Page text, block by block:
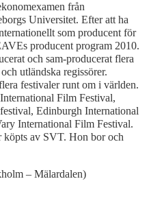
från
Universitet. Efter att ha
som producent för
producent program 2010.
och sam-producerat flera
utländska regissörer.
festivaler runt om i världen.
Film Festival,
Edinburgh International
International Film Festival.
köpts av SVT. Hon bor och
– Mälardalen)